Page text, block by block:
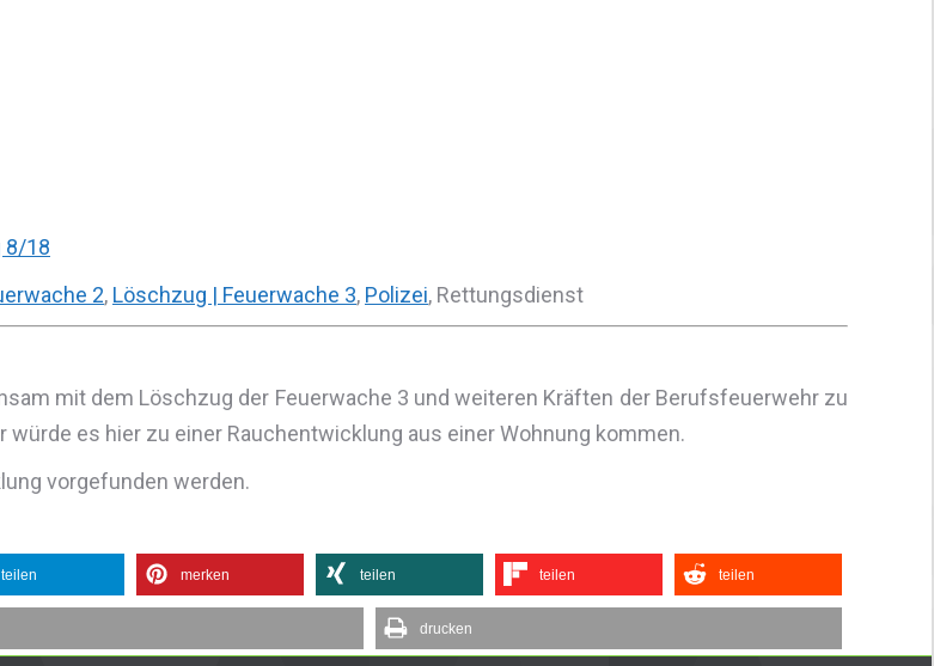
8/18
2, Löschzug | Feuerwache 3, Polizei, Rettungsdienst
mit dem Löschzug der Feuerwache 3 und weiteren Kräften der Berufsfeuerwehr zu
es hier zu einer Rauchentwicklung aus einer Wohnung kommen.
vorgefunden werden.
teilen merken teilen teilen teilen
drucken